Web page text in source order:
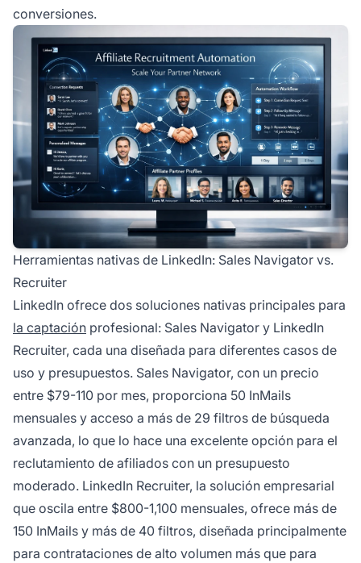
conversiones.
Herramientas nativas de LinkedIn: Sales Navigator vs.
Recruiter
LinkedIn ofrece dos soluciones nativas principales para
la captación profesional: Sales Navigator y LinkedIn
Recruiter, cada una diseñada para diferentes casos de
uso y presupuestos. Sales Navigator, con un precio
entre $79-110 por mes, proporciona 50 InMails
mensuales y acceso a más de 29 filtros de búsqueda
avanzada, lo que lo hace una excelente opción para el
reclutamiento de afiliados con un presupuesto
moderado. LinkedIn Recruiter, la solución empresarial
que oscila entre $800-1,100 mensuales, ofrece más de
150 InMails y más de 40 filtros, diseñada principalmente
para contrataciones de alto volumen más que para